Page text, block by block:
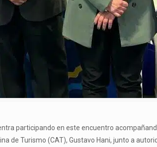
participando en este encuentro
de Turismo (CAT), Gustavo Hani, junto a